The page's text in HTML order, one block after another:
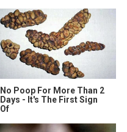
No Poop For More Than 2
Days - It's The First Sign
Of